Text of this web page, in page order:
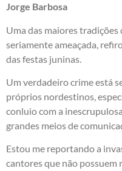
Jorge Barbosa
Uma das maiores
seriamente ameaçada,
das festas juninas.
Um verdadeiro crime está
próprios nordestinos,
conluio com a
grandes meios de
Estou me reportando a
cantores que não possuem